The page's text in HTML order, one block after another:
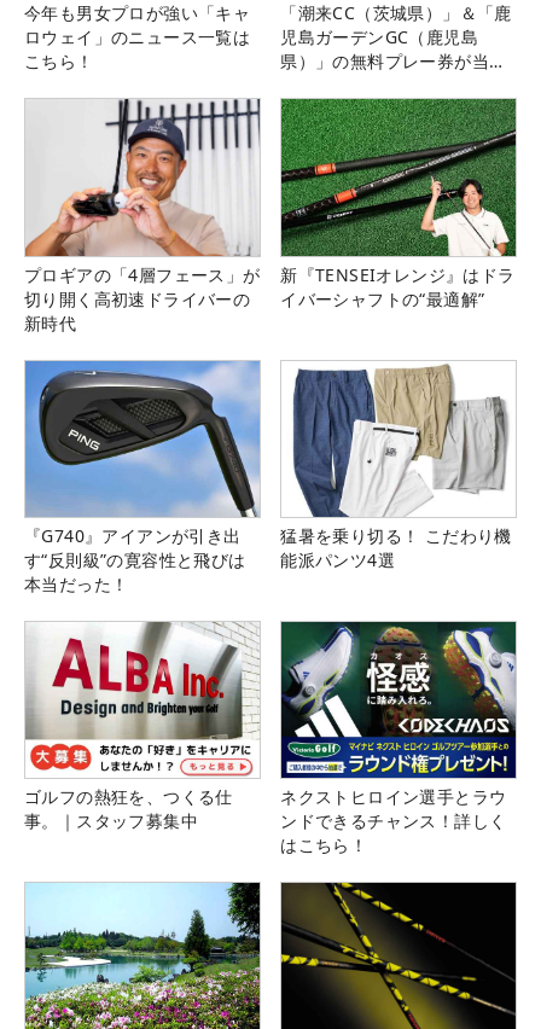
今年も男女プロが強い「キャ
ロウェイ」のニュース一覧は
こちら！
「潮来CC（茨城県）」＆「鹿
児島ガーデンGC（鹿児島
県）」の無料プレー券が当た
プロギアの「4層フェース」が
切り開く高初速ドライバーの
新時代
新『TENSEIオレンジ』はドラ
イバーシャフトの“最適解”
『G740』アイアンが引き出
す“反則級”の寛容性と飛びは
本当だった！
猛暑を乗り切る！ こだわり機
能派パンツ4選
ゴルフの熱狂を、つくる仕
事。｜スタッフ募集中
ネクストヒロイン選手とラウ
ンドできるチャンス！詳しく
はこちら！